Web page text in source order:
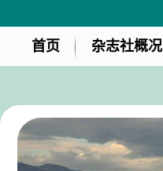
首页 杂志社概况